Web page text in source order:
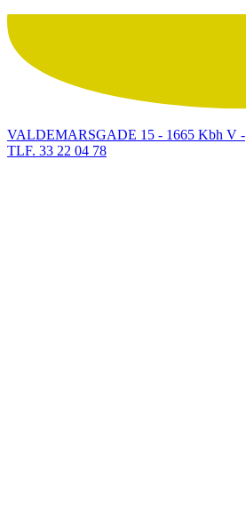
VALDEMARSGADE 15 - 1665 Kbh V -
TLF. 33 22 04 78